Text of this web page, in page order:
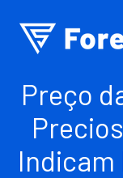
Preço
Indicam